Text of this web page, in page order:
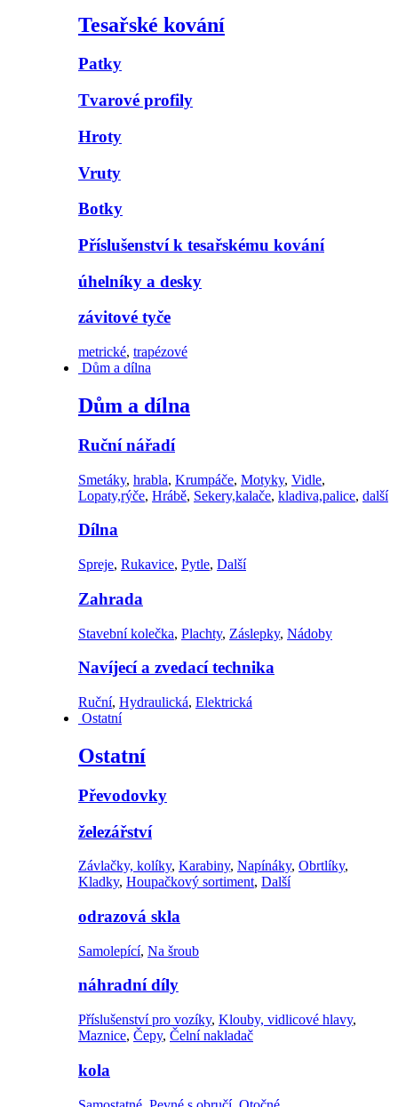
Tesařské kování
Patky
Tvarové profily
Hroty
Vruty
Botky
Příslušenství k tesařskému kování
úhelníky a desky
závitové tyče
metrické, trapézové
Dům a dílna
Dům a dílna
Ruční nářadí
Smetáky, hrabla, Krumpáče, Motyky, Vidle,
Lopaty,rýče, Hrábě, Sekery,kalače, kladiva,palice, další
Dílna
Spreje, Rukavice, Pytle, Další
Zahrada
Stavební kolečka, Plachty, Záslepky, Nádoby
Navíjecí a zvedací technika
Ruční, Hydraulická, Elektrická
Ostatní
Ostatní
Převodovky
železářství
Závlačky, kolíky, Karabiny, Napínáky, Obrtlíky,
Kladky, Houpačkový sortiment, Další
odrazová skla
Samolepící, Na šroub
náhradní díly
Příslušenství pro vozíky, Klouby, vidlicové hlavy,
Maznice, Čepy, Čelní nakladač
kola